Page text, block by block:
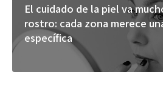
El cuidado de la piel va
rostro: cada zona merece
específica